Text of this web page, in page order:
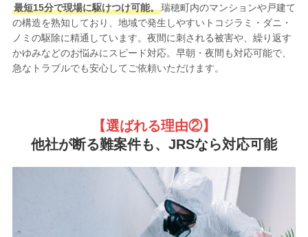
最短15分で現場に駆けつけ可能。瑞穂町内のマンションや戸建て
の構造を熟知しており、地域で発生しやすいトコジラミ・ダニ・
ノミの駆除に精通しています。夜間に刺される被害や、繰り返す
かゆみなどのお悩みにスピード対応。早朝・夜間も対応可能で、
急なトラブルでも安心してご依頼いただけます。
【選ばれる理由②】
他社が断る難案件も、JRSなら対応可能